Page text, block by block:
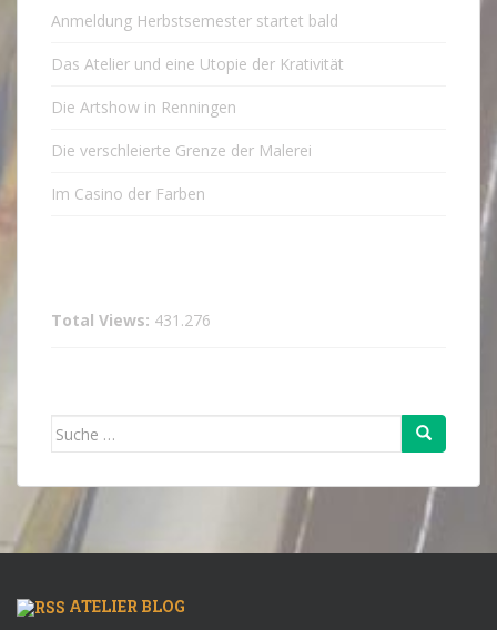
Anmeldung Herbstsemester startet bald
Das Atelier und eine Utopie der Krativität
Die Artshow in Renningen
Die verschleierte Grenze der Malerei
Im Casino der Farben
Total Views: 431.276
Suche
ATELIER BLOG